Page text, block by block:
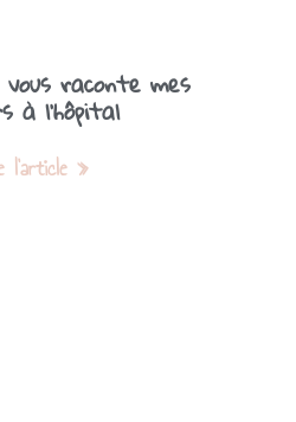
raconte mes
à l’hôpital
l'article »